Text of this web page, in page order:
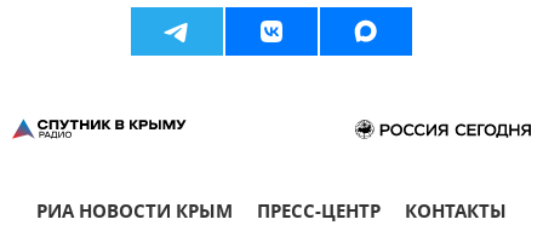
РИА НОВОСТИ КРЫМ ПРЕСС-ЦЕНТР КОНТАКТЫ